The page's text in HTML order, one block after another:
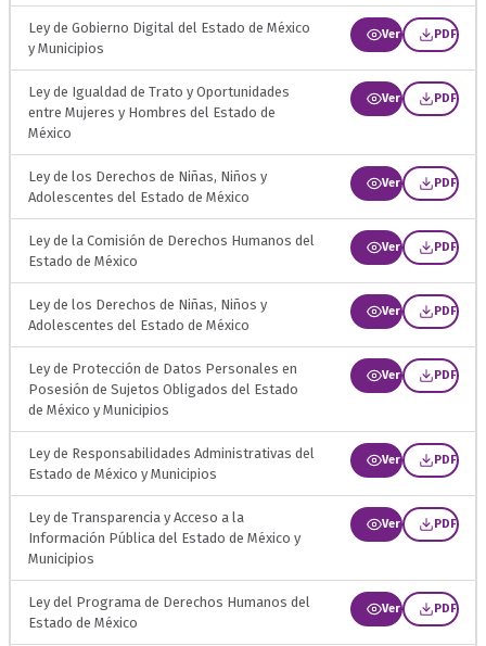
Ley de Gobierno Digital del Estado de México
y Municipios
Ver PDF
Ley de Igualdad de Trato y Oportunidades
entre Mujeres y Hombres del Estado de
México
Ver PDF
Ley de los Derechos de Niñas, Niños y
Adolescentes del Estado de México
Ver PDF
Ley de la Comisión de Derechos Humanos del
Estado de México
Ver PDF
Ley de los Derechos de Niñas, Niños y
Adolescentes del Estado de México
Ver PDF
Ley de Protección de Datos Personales en
Posesión de Sujetos Obligados del Estado
de México y Municipios
Ver PDF
Ley de Responsabilidades Administrativas del
Estado de México y Municipios
Ver PDF
Ley de Transparencia y Acceso a la
Información Pública del Estado de México y
Municipios
Ver PDF
Ley del Programa de Derechos Humanos del
Estado de México
Ver PDF